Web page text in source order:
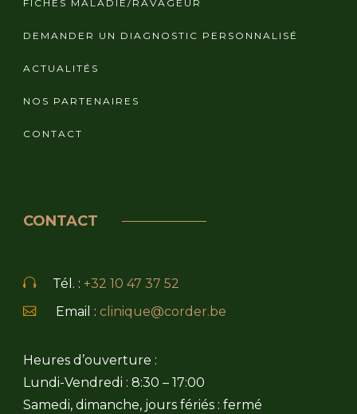
FICHES MALADIE/RAVAGEUR
DEMANDER UN DIAGNOSTIC PERSONNALISÉ
ACTUALITÉS
NOS PARTENAIRES
CONTACT
CONTACT
Tél. : +32 10 47 37 52
Email : clinique@corder.be
Heures d’ouverture :
Lundi-Vendredi : 8:30 – 17:00
Samedi, dimanche, jours fériés : fermé